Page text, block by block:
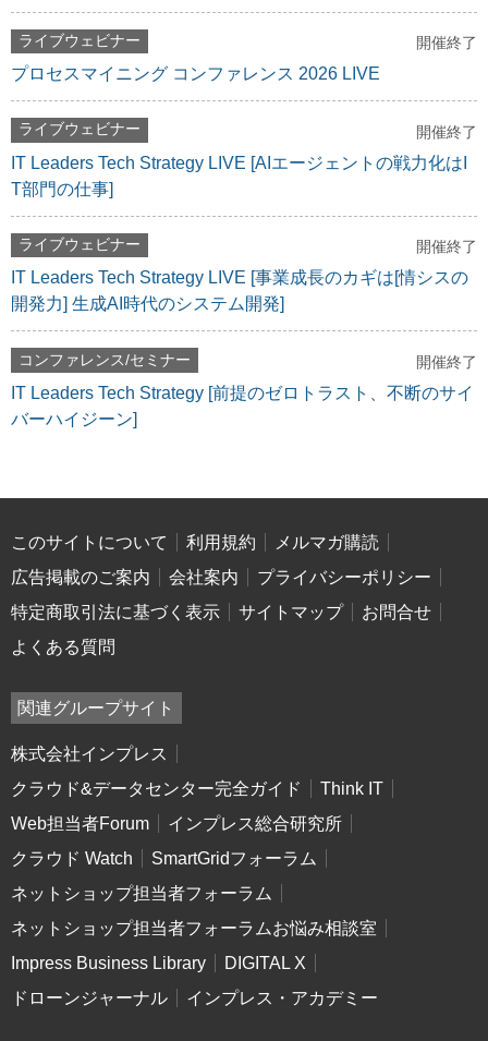
ライブウェビナー 開催終了
プロセスマイニング コンファレンス 2026 LIVE
ライブウェビナー 開催終了
IT Leaders Tech Strategy LIVE [AIエージェントの戦力化はI
T部門の仕事]
ライブウェビナー 開催終了
IT Leaders Tech Strategy LIVE [事業成長のカギは[情シスの
開発力] 生成AI時代のシステム開発]
コンファレンス/セミナー 開催終了
IT Leaders Tech Strategy [前提のゼロトラスト、不断のサイ
バーハイジーン]
このサイトについて 利用規約
メルマガ購読
広告掲載のご案内
会社案内
プライバシーポリシー
特定商取引法に基づく表示
サイトマップ
お問合せ
よくある質問
関連グループサイト
株式会社インプレス
クラウド&データセンター完全ガイド
Think IT
Web担当者Forum
インプレス総合研究所
クラウド Watch
SmartGridフォーラム
ネットショップ担当者フォーラム
ネットショップ担当者フォーラムお悩み相談室
Impress Business Library
DIGITAL X
ドローンジャーナル
インプレス・アカデミー